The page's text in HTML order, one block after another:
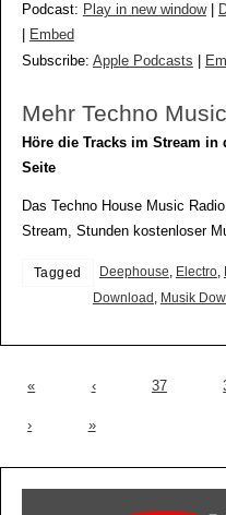
Podcast: Play in new window|
Embed
Subscribe: Apple Podcasts
Mehr Techno
Höre die Tracks im Stream in
Seite
Das Techno House Music
Stream, Stunden kostenloser
Tagged Deephouse, Electro,
Download , Musik
« ‹ 37
› »